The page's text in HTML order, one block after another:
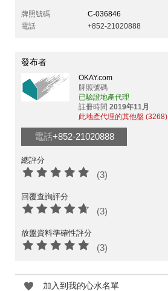
牌照號碼
C-036846
電話
+852-21020888
發布者
OKAY.com
牌照號碼
已驗證地產代理
註冊時間 2019年11月
此地產代理的其他盤 (3268)
電話+852-21020888
總評分
(3)
回覆查詢評分
(3)
放盤資料準確性評分
(3)
加入到我的心水名單